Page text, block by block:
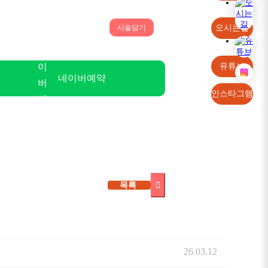
시술담기
네이버예약
목록
26.03.12
오시는길
유튜브
인스타그램